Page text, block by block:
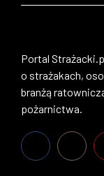
Portal
o strażakach,
branżą
pożarnictwa.